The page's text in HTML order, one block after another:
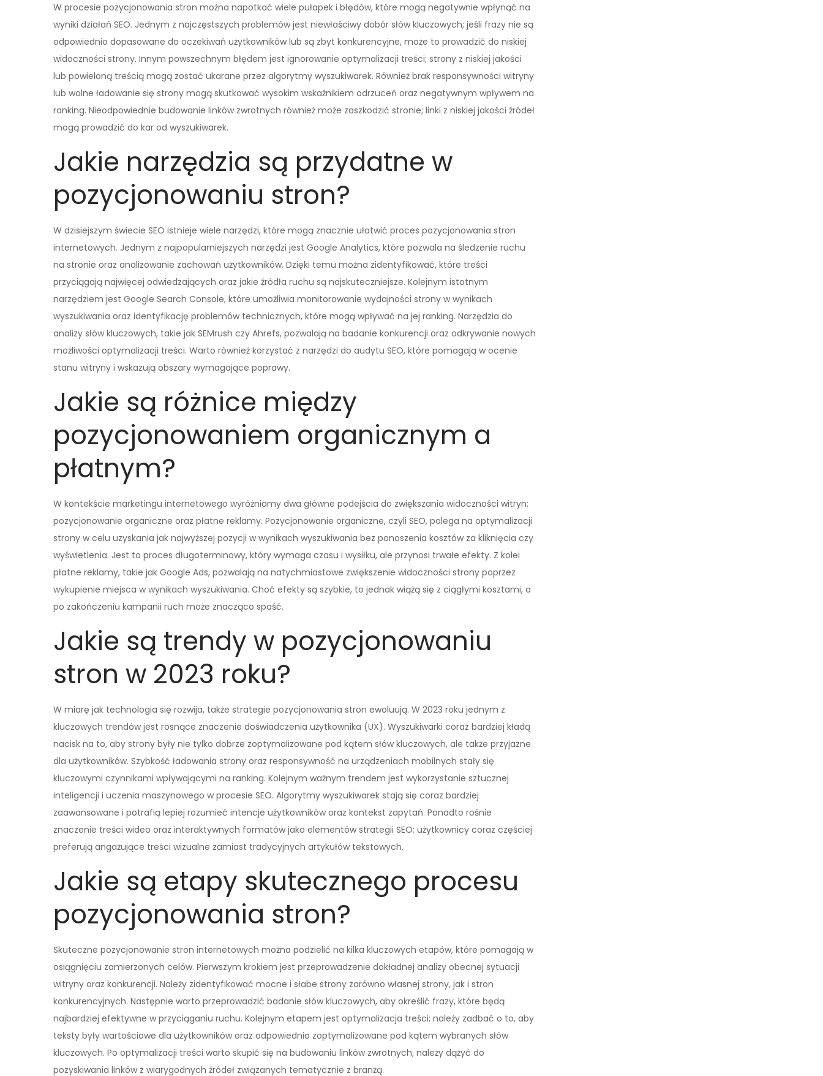
W procesie pozycjonowania stron można napotkać wiele pułapek i błędów, które mogą negatywnie wpłynąć na
wyniki działań SEO. Jednym z najczęstszych problemów jest niewłaściwy dobór słów kluczowych; jeśli frazy nie są
odpowiednio dopasowane do oczekiwań użytkowników lub są zbyt konkurencyjne, może to prowadzić do niskiej
widoczności strony. Innym powszechnym błędem jest ignorowanie optymalizacji treści; strony z niskiej jakości
lub powieloną treścią mogą zostać ukarane przez algorytmy wyszukiwarek. Również brak responsywności witryny
lub wolne ładowanie się strony mogą skutkować wysokim wskaźnikiem odrzuceń oraz negatywnym wpływem na
ranking. Nieodpowiednie budowanie linków zwrotnych również może zaszkodzić stronie; linki z niskiej jakości źródeł
mogą prowadzić do kar od wyszukiwarek.
Jakie narzędzia są przydatne w
pozycjonowaniu stron?
W dzisiejszym świecie SEO istnieje wiele narzędzi, które mogą znacznie ułatwić proces pozycjonowania stron
internetowych. Jednym z najpopularniejszych narzędzi jest Google Analytics, które pozwala na śledzenie ruchu
na stronie oraz analizowanie zachowań użytkowników. Dzięki temu można zidentyfikować, które treści
przyciągają najwięcej odwiedzających oraz jakie źródła ruchu są najskuteczniejsze. Kolejnym istotnym
narzędziem jest Google Search Console, które umożliwia monitorowanie wydajności strony w wynikach
wyszukiwania oraz identyfikację problemów technicznych, które mogą wpływać na jej ranking. Narzędzia do
analizy słów kluczowych, takie jak SEMrush czy Ahrefs, pozwalają na badanie konkurencji oraz odkrywanie nowych
możliwości optymalizacji treści. Warto również korzystać z narzędzi do audytu SEO, które pomagają w ocenie
stanu witryny i wskazują obszary wymagające poprawy.
Jakie są różnice między
pozycjonowaniem organicznym a
płatnym?
W kontekście marketingu internetowego wyróżniamy dwa główne podejścia do zwiększania widoczności witryn:
pozycjonowanie organiczne oraz płatne reklamy. Pozycjonowanie organiczne, czyli SEO, polega na optymalizacji
strony w celu uzyskania jak najwyższej pozycji w wynikach wyszukiwania bez ponoszenia kosztów za kliknięcia czy
wyświetlenia. Jest to proces długoterminowy, który wymaga czasu i wysiłku, ale przynosi trwałe efekty. Z kolei
płatne reklamy, takie jak Google Ads, pozwalają na natychmiastowe zwiększenie widoczności strony poprzez
wykupienie miejsca w wynikach wyszukiwania. Choć efekty są szybkie, to jednak wiążą się z ciągłymi kosztami, a
po zakończeniu kampanii ruch może znacząco spaść.
Jakie są trendy w pozycjonowaniu
stron w 2023 roku?
W miarę jak technologia się rozwija, także strategie pozycjonowania stron ewoluują. W 2023 roku jednym z
kluczowych trendów jest rosnące znaczenie doświadczenia użytkownika (UX). Wyszukiwarki coraz bardziej kładą
nacisk na to, aby strony były nie tylko dobrze zoptymalizowane pod kątem słów kluczowych, ale także przyjazne
dla użytkowników. Szybkość ładowania strony oraz responsywność na urządzeniach mobilnych stały się
kluczowymi czynnikami wpływającymi na ranking. Kolejnym ważnym trendem jest wykorzystanie sztucznej
inteligencji i uczenia maszynowego w procesie SEO. Algorytmy wyszukiwarek stają się coraz bardziej
zaawansowane i potrafią lepiej rozumieć intencje użytkowników oraz kontekst zapytań. Ponadto rośnie
znaczenie treści wideo oraz interaktywnych formatów jako elementów strategii SEO; użytkownicy coraz częściej
preferują angażujące treści wizualne zamiast tradycyjnych artykułów tekstowych.
Jakie są etapy skutecznego procesu
pozycjonowania stron?
Skuteczne pozycjonowanie stron internetowych można podzielić na kilka kluczowych etapów, które pomagają w
osiągnięciu zamierzonych celów. Pierwszym krokiem jest przeprowadzenie dokładnej analizy obecnej sytuacji
witryny oraz konkurencji. Należy zidentyfikować mocne i słabe strony zarówno własnej strony, jak i stron
konkurencyjnych. Następnie warto przeprowadzić badanie słów kluczowych, aby określić frazy, które będą
najbardziej efektywne w przyciąganiu ruchu. Kolejnym etapem jest optymalizacja treści; należy zadbać o to, aby
teksty były wartościowe dla użytkowników oraz odpowiednio zoptymalizowane pod kątem wybranych słów
kluczowych. Po optymalizacji treści warto skupić się na budowaniu linków zwrotnych; należy dążyć do
pozyskiwania linków z wiarygodnych źródeł związanych tematycznie z branżą.